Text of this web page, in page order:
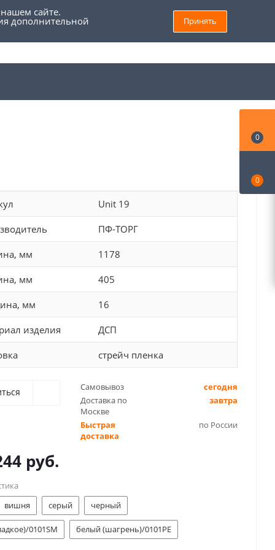
Войти
8 (800) 555 69 93
Unit 19
ПФ-ТОРГ
мм 1178
мм 405
мм 16
изделия ДСП
стрейч пленка
Самовывоз
сегодня
Доставка по
Москве
завтра
Быстрая
доставка
по России
руб.
вишня серый черный
0101SM белый (шагрень)/0101PE
0
0
сайте.
дополнительной Принять